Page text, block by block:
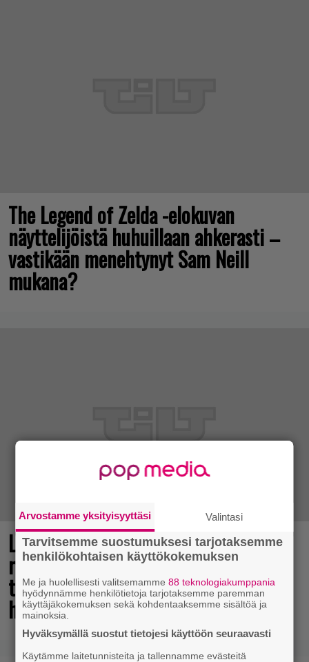
The Legend of Zelda -elokuvan
näyttelijöistä huhuillaan ahkerasti –
vastikään menehtynyt Sam Neill
mukana?
Legendaarinen Ghost Recon -
räiskintäsarja jatkuu – sisäpiirin
testaajia seuraavalle pelille
haeskellaan jo
Arvostamme yksityisyyttäsi Valintasi
Tarvitsemme suostumuksesi tarjotaksemme
henkilökohtaisen käyttökokemuksen
Me ja huolellisesti valitsemamme88 teknologiakumppania
hyödynnämme henkilötietoja tarjotaksemme paremman
käyttäjäkokemuksen sekä kohdentaaksemme sisältöä ja
mainoksia.
Hyväksymällä suostut tietojesi käyttöön seuraavasti
Käytämme laitetunnisteita ja tallennamme evästeitä